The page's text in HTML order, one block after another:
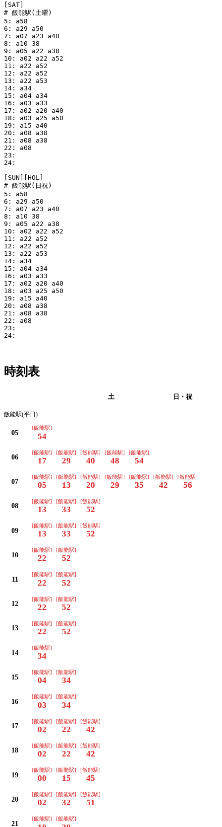
[SAT]
# 飯能駅(土曜)
5: a58
6: a29 a50
7: a07 a23 a40
8: a10 38
9: a05 a22 a38
10: a02 a22 a52
11: a22 a52
12: a22 a52
13: a22 a53
14: a34
15: a04 a34
16: a03 a33
17: a02 a20 a40
18: a03 a25 a50
19: a15 a40
20: a08 a38
21: a08 a38
22: a08
23:
24:
[SUN][HOL]
# 飯能駅(日祝)
5: a58
6: a29 a50
7: a07 a23 a40
8: a10 38
9: a05 a22 a38
10: a02 a22 a52
11: a22 a52
12: a22 a52
13: a22 a53
14: a34
15: a04 a34
16: a03 a33
17: a02 a20 a40
18: a03 a25 a50
19: a15 a40
20: a08 a38
21: a08 a38
22: a08
23:
24:
時刻表
土 日・祝
飯能駅(平日)
05
[飯能駅]
54
06
[飯能駅]
17
[飯能駅]
29
[飯能駅]
40
[飯能駅]
48
[飯能駅]
54
07
[飯能駅]
05
[飯能駅]
13
[飯能駅]
20
[飯能駅]
29
[飯能駅]
35
[飯能駅]
42
[飯能駅]
56
08
[飯能駅]
13
[飯能駅]
33
[飯能駅]
52
09
[飯能駅]
13
[飯能駅]
33
[飯能駅]
52
10
[飯能駅]
22
[飯能駅]
52
11
[飯能駅]
22
[飯能駅]
52
12
[飯能駅]
22
[飯能駅]
52
13
[飯能駅]
22
[飯能駅]
52
14
[飯能駅]
34
15
[飯能駅]
04
[飯能駅]
34
16
[飯能駅]
03
[飯能駅]
34
17
[飯能駅]
02
[飯能駅]
22
[飯能駅]
42
18
[飯能駅]
02
[飯能駅]
22
[飯能駅]
42
19
[飯能駅]
00
[飯能駅]
15
[飯能駅]
45
20
[飯能駅]
02
[飯能駅]
32
[飯能駅]
51
21
[飯能駅] [飯能駅]